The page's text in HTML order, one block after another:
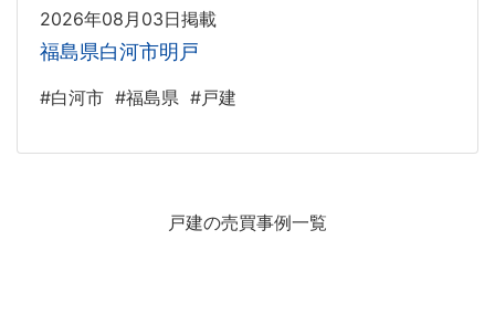
2026年08月03日掲載
福島県白河市明戸
#白河市 #福島県 #戸建
戸建の売買事例一覧